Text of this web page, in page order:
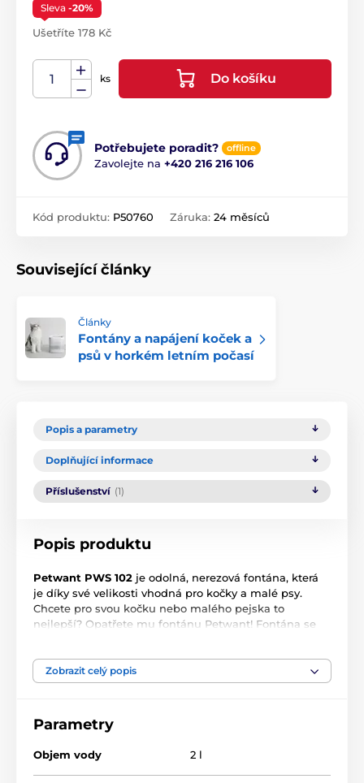
Sleva -20%
Ušetříte 178 Kč
ks Do košíku
Potřebujete poradit? offline
Zavolejte na +420 216 216 106
Kód produktu: P50760 Záruka: 24 měsíců
Související články
Články
Fontány a napájení koček a
psů v horkém letním počasí
Popis a parametry
Doplňující informace
Příslušenství (1)
Popis produktu
Petwant PWS 102 je odolná, nerezová fontána, která
je díky své velikosti vhodná pro kočky a malé psy.
Chcete pro svou kočku nebo malého pejska to
nejlepší? Opatřete mu fontánu Petwant! Fontána se
kapacitu 2 litry,takže váš mazlíček má dostatek vody
k pití, i když se o něj nemůžete postarat.
Zobrazit celý popis
Parametry
Objem vody 2 l